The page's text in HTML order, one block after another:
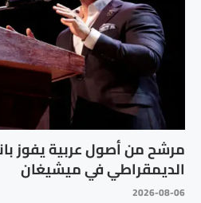
مرشح من أصول عربية يفوز
الديمقراطي في ميشيغان
2026-08-06